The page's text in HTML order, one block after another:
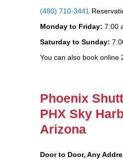
(480) 710-3441
Monday to Friday: 7:00
Saturday to Sunday:
You can also book online
Phoenix
PHX Sky
Arizona
Door to Door, Any